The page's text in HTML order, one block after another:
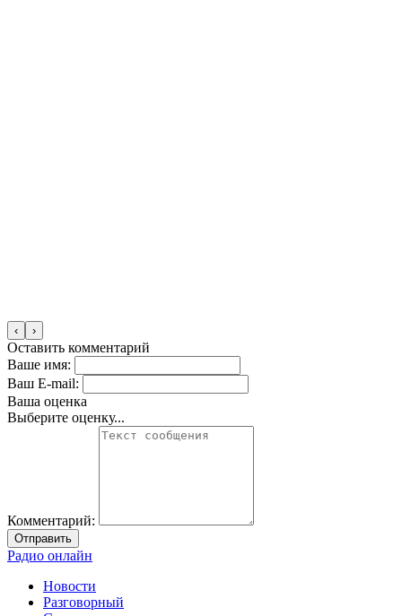
‹ ›
Оставить комментарий
Ваше имя:
Ваш E-mail:
Ваша оценка
Выберите оценку...
Комментарий:
Отправить
Радио онлайн
Новости
Разговорный